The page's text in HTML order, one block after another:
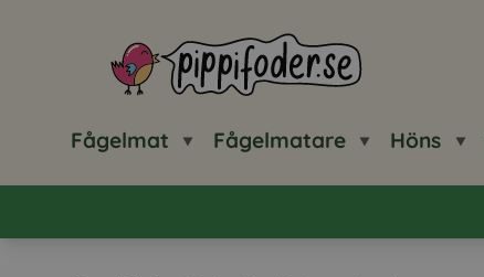
Pippifoder logotyp
Fågelmat Fågelmatare Höns